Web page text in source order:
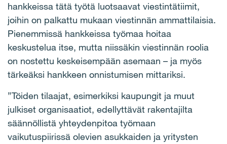
hankkeissa tätä työtä luotsaavat viestintätiimit,
joihin on palkattu mukaan viestinnän ammattilaisia.
Pienemmissä hankkeissa työmaa hoitaa
keskustelua itse, mutta niissäkin viestinnän roolia
on nostettu keskeisempään asemaan – ja myös
tärkeäksi hankkeen onnistumisen mittariksi.
”Töiden tilaajat, esimerkiksi kaupungit ja muut
julkiset organisaatiot, edellyttävät rakentajilta
säännöllistä yhteydenpitoa työmaan
vaikutuspiirissä olevien asukkaiden ja yritysten